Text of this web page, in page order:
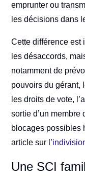
emprunter ou
les décisions dans
Cette différence est
les désaccords,
notamment de
pouvoirs du gérant,
les droits de vote,
sortie d’un
blocages possibles
article sur l’
Une SCI